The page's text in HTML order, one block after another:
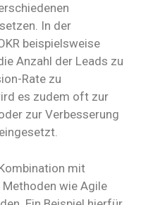
In der
beispielsweise
Anzahl der Leads zu
Rate zu
es zudem oft zur
zur Verbesserung
mit
wie Agile